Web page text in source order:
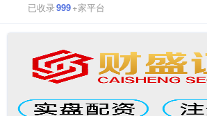
已收录999+家平台